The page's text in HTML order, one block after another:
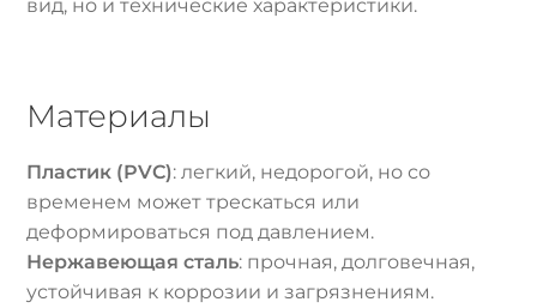
вид, но и технические характеристики.
Материалы
Пластик (PVC): легкий, недорогой, но со
временем может трескаться или
деформироваться под давлением.
Нержавеющая сталь: прочная, долговечная,
устойчивая к коррозии и загрязнениям.